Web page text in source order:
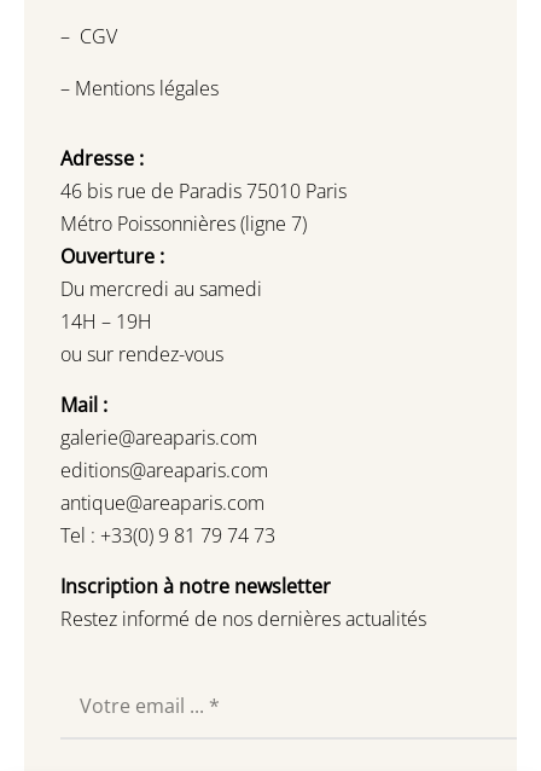
– CGV
– Mentions légales
Adresse :
46 bis rue de Paradis 75010 Paris
Métro Poissonnières (ligne 7)
Ouverture :
Du mercredi au samedi
14H – 19H
ou sur rendez-vous
Mail :
galerie@areaparis.com
editions@areaparis.com
antique@areaparis.com
Tel : +33(0) 9 81 79 74 73
Inscription à notre newsletter
Restez informé de nos dernières actualités